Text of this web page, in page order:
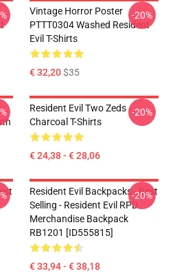
Vintage Horror Poster
PTTT0304 Washed Resident
Evil T-Shirts
€ 32,20$35
-20%
Resident Evil Two Zeds
Charcoal T-Shirts
€ 24,38 - € 28,06
-20%
Resident Evil Backpacks - Best
Selling - Resident Evil RPD
Merchandise Backpack
RB1201 [ID555815]
€ 33,94 - € 38,18
-20%